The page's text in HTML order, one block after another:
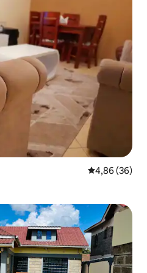
Gemiddelde
4,86 (36)